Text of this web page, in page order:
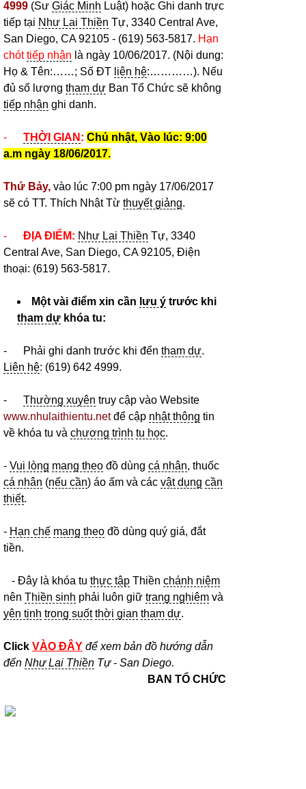
4999 (Sư Giác Minh Luật) hoặc Ghi danh trực
tiếp tại Như Lai Thiền Tự, 3340 Central Ave,
San Diego, CA 92105 - (619) 563-5817. Hạn
chóttiếp nhận là ngày 10/06/2017. (Nội dung:
Họ & Tên:……; Số ĐT liên hệ:…………). Nếu
đủ số lượng tham dự Ban Tổ Chức sẽ không
tiếp nhận ghi danh.
- THỜI GIAN : Chủ nhật, Vào lúc: 9:00
a.m ngày 18/06/2017.
Thứ Bảy, vào lúc 7:00 pm ngày 17/06/2017
sẽ có TT. Thích Nhật Từ thuyết giảng.
- ĐỊA ĐIỂM: Như Lai Thiền Tự, 3340
Central Ave, San Diego, CA 92105, Điện
thoại: (619) 563-5817.
Một vài điểm xin cần lưu ý trước khi
tham dự khóa tu:
- Phải ghi danh trước khi đến tham dự.
Liên hệ: (619) 642 4999.
- Thường xuyên truy cập vào Website
www.nhulaithientu.netđể cập nhật thông tin
về khóa tu và chương trình tu học.
- Vui lòng mang theo đồ dùng cá nhân, thuốc
cá nhân (nếu cần) áo ấm và các vật dụng cần
thiết.
- Hạn chế mang theo đồ dùng quý giá, đắt
tiền.
- Đây là khóa tu thực tập Thiền chánh niệm
nên Thiền sinh phải luôn giữ trang nghiêm và
yên tịnh trong suốt thời gian tham dự.
Click VÀO ĐÂY để xem bản đồ hướng dẫn
đến Như Lai Thiền Tự - San Diego.
BAN TỔ CHỨC